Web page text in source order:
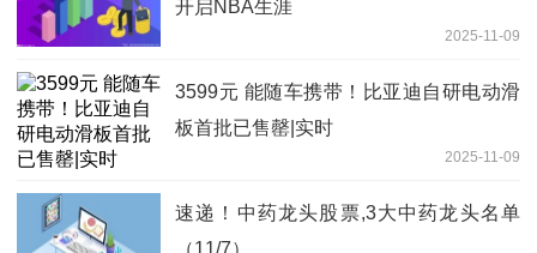
开启NBA生涯
2025-11-09
3599元 能随车携带！比亚迪自研电动滑
板首批已售罄|实时
2025-11-09
速递！中药龙头股票,3大中药龙头名单